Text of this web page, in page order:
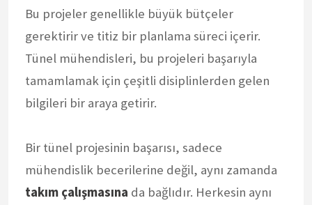
Bu projeler genellikle büyük bütçeler
gerektirir ve titiz bir planlama süreci içerir.
Tünel mühendisleri, bu projeleri başarıyla
tamamlamak için çeşitli disiplinlerden gelen
bilgileri bir araya getirir.
Bir tünel projesinin başarısı, sadece
mühendislik becerilerine değil, aynı zamanda
takım çalışmasına da bağlıdır. Herkesin aynı